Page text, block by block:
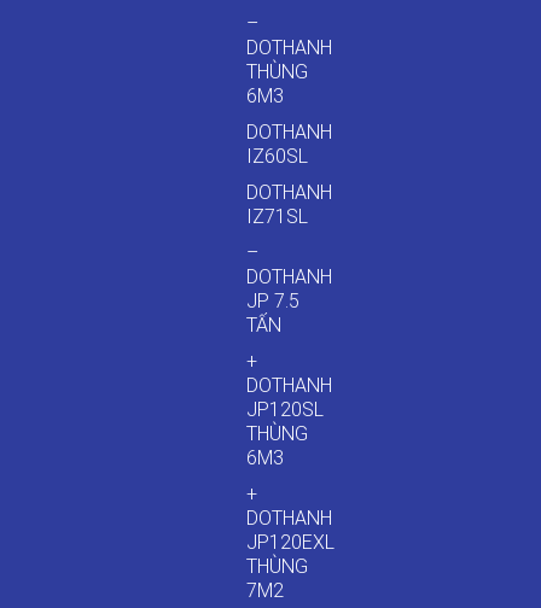
–
DOTHANH
THÙNG
6M3
DOTHANH
IZ60SL
DOTHANH
IZ71SL
–
DOTHANH
JP 7.5
TẤN
+
DOTHANH
JP120SL
THÙNG
6M3
+
DOTHANH
JP120EXL
THÙNG
7M2